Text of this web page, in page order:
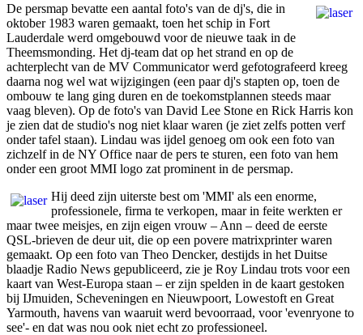
De persmap bevatte een aantal foto's van de dj's, die in
oktober 1983 waren gemaakt, toen het schip in Fort
Lauderdale werd omgebouwd voor de nieuwe taak in de
Theemsmonding. Het dj-team dat op het strand en op de
achterplecht van de MV Communicator werd gefotografeerd kreeg
daarna nog wel wat wijzigingen (een paar dj's stapten op, toen de
ombouw te lang ging duren en de toekomstplannen steeds maar
vaag bleven). Op de foto's van David Lee Stone en Rick Harris kon
je zien dat de studio's nog niet klaar waren (je ziet zelfs potten verf
onder tafel staan). Lindau was ijdel genoeg om ook een foto van
zichzelf in de NY Office naar de pers te sturen, een foto van hem
onder een groot MMI logo zat prominent in de persmap.
Hij deed zijn uiterste best om 'MMI' als een enorme,
professionele, firma te verkopen, maar in feite werkten er
maar twee meisjes, en zijn eigen vrouw – Ann – deed de eerste
QSL-brieven de deur uit, die op een povere matrixprinter waren
gemaakt. Op een foto van Theo Dencker, destijds in het Duitse
blaadje Radio News gepubliceerd, zie je Roy Lindau trots voor een
kaart van West-Europa staan – er zijn spelden in de kaart gestoken
bij IJmuiden, Scheveningen en Nieuwpoort, Lowestoft en Great
Yarmouth, havens van waaruit werd bevoorraad, voor 'evenryone to
see'- en dat was nou ook niet echt zo professioneel.